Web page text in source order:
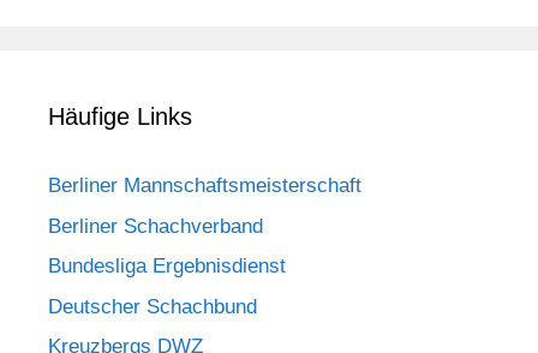
Häufige Links
Berliner Mannschaftsmeisterschaft
Berliner Schachverband
Bundesliga Ergebnisdienst
Deutscher Schachbund
Kreuzbergs DWZ